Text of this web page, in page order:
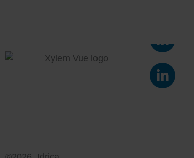
i
k
e
L
i